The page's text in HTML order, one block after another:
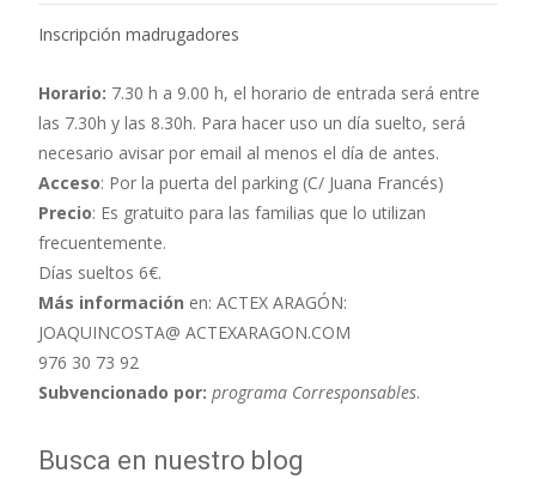
Inscripción madrugadores
Horario: 7.30 h a 9.00 h, el horario de entrada será entre
las 7.30h y las 8.30h. Para hacer uso un día suelto, será
necesario avisar por email al menos el día de antes.
Acceso: Por la puerta del parking (C/ Juana Francés)
Precio: Es gratuito para las familias que lo utilizan
frecuentemente.
Días sueltos 6€.
Más información en: ACTEX ARAGÓN:
JOAQUINCOSTA@ ACTEXARAGON.COM
976 30 73 92
Subvencionado por: programa Corresponsables.
Busca en nuestro blog